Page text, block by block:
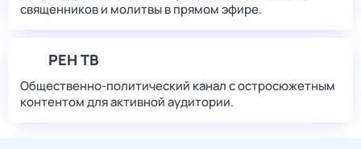
священников и молитвы в прямом эфире.
РЕН ТВ
Общественно-политический канал с остросюжетным
контентом для активной аудитории.